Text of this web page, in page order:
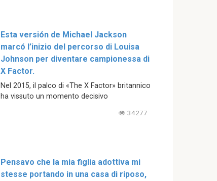
Esta versión de Michael Jackson
marcó l’inizio del percorso di Louisa
Johnson per diventare campionessa di
X Factor.
Nel 2015, il palco di «The X Factor» britannico
ha vissuto un momento decisivo
34277
Pensavo che la mia figlia adottiva mi
stesse portando in una casa di riposo,